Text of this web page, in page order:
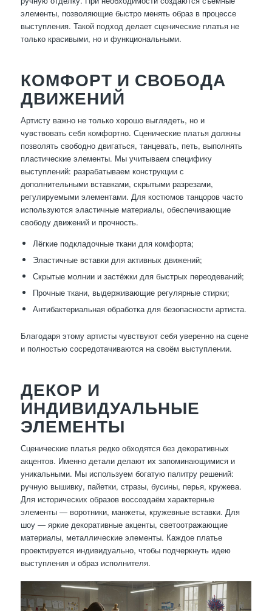
элементы, позволяющие быстро менять образ в процессе
выступления. Такой подход делает сценические платья не
только красивыми, но и функциональными.
КОМФОРТ И СВОБОДА
ДВИЖЕНИЙ
Артисту важно не только хорошо выглядеть, но и
чувствовать себя комфортно. Сценические платья должны
позволять свободно двигаться, танцевать, петь, выполнять
пластические элементы. Мы учитываем специфику
выступлений: разрабатываем конструкции с
дополнительными вставками, скрытыми разрезами,
регулируемыми элементами. Для костюмов танцоров часто
используются эластичные материалы, обеспечивающие
свободу движений и прочность.
Лёгкие подкладочные ткани для комфорта;
Эластичные вставки для активных движений;
Скрытые молнии и застёжки для быстрых переодеваний;
Прочные ткани, выдерживающие регулярные стирки;
Антибактериальная обработка для безопасности артиста.
Благодаря этому артисты чувствуют себя уверенно на сцене
и полностью сосредотачиваются на своём выступлении.
ДЕКОР И
ИНДИВИДУАЛЬНЫЕ
ЭЛЕМЕНТЫ
Сценические платья редко обходятся без декоративных
акцентов. Именно детали делают их запоминающимися и
уникальными. Мы используем богатую палитру решений:
ручную вышивку, пайетки, стразы, бусины, перья, кружева.
Для исторических образов воссоздаём характерные
элементы — воротники, манжеты, кружевные вставки. Для
шоу — яркие декоративные акценты, светоотражающие
материалы, металлические элементы. Каждое платье
проектируется индивидуально, чтобы подчеркнуть идею
выступления и образ исполнителя.